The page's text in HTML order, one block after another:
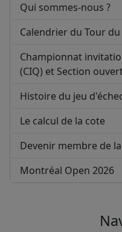
Qui sommes-nous ?
Calendrier du Tour
Championnat
(CIQ) et Section
Histoire du jeu
Le calcul de la cote
Devenir membre de la
Montréal Open 2026